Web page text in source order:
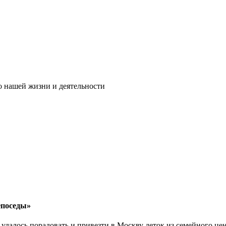
жизни и деятельности